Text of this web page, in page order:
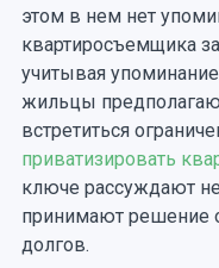
этом в нем нет
квартиросъемщика
учитывая
жильцы
встретиться
приватизировать
ключе рассуждают
принимают решение
долгов.